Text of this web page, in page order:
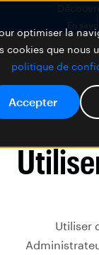
optimiser la
cookies que nous
politique de
Accepter
En
Utiliser